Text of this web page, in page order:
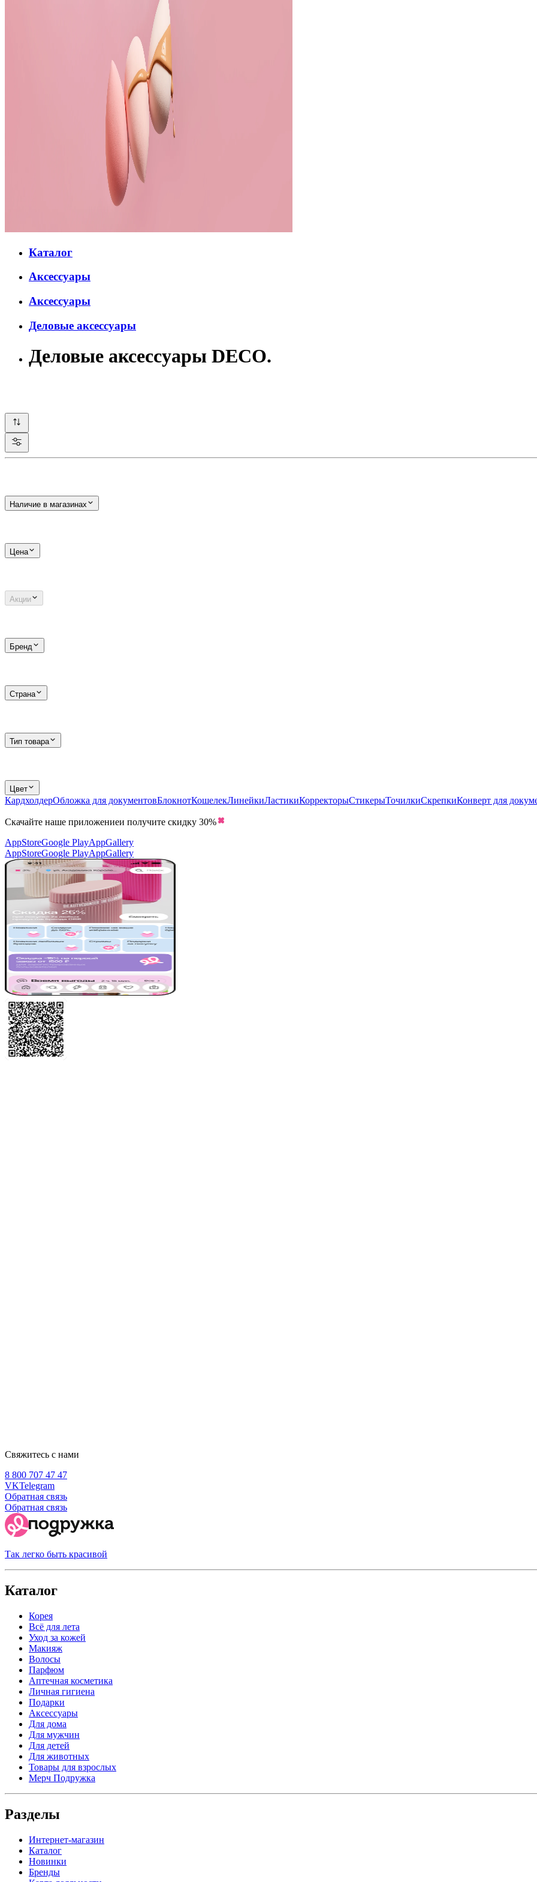
Каталог
Аксессуары
Аксессуары
Деловые аксессуары
Деловые аксессуары DECO.
Наличие в магазинах
Цена
Акции
Бренд
Страна
Тип товара
Цвет
КардхолдерОбложка для документовБлокнотКошелекЛинейкиЛастикиКорректорыСтикерыТочилкиСкрепкиКонверт для
Скачайте наше приложениеи получите скидку 30%
AppStoreGoogle PlayAppGallery
AppStoreGoogle PlayAppGallery
Свяжитесь с нами
8 800 707 47 47
VKTelegram
Обратная связь
Обратная связь
Так легко быть красивой
Каталог
Корея
Всё для лета
Уход за кожей
Макияж
Волосы
Парфюм
Аптечная косметика
Личная гигиена
Подарки
Аксессуары
Для дома
Для мужчин
Для детей
Для животных
Товары для взрослых
Мерч Подружка
Разделы
Интернет-магазин
Каталог
Новинки
Бренды